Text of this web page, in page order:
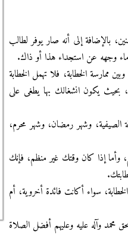
بالإضافة إلى أنه صار يوفر لطالب
ماء وجهه عن استجداء هذا أو ذاك.
ممارسة الخطابة، فلا تهمل الخطابة
بحيث يكون انشغالك بها يطغى على
الصيفية، وشهر رمضان، وشهر محرم،
وأما إذا كان وقتك غير منظم، فإنك
سواء أكانت فائدة أخروية، أم
محمد وآله عليه وعليهم أفضل الصلاة